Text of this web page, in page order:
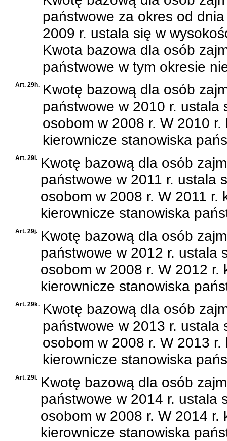
państwowe za okres od
2009 r. ustala się w
Kwota bazowa dla osób
państwowe w tym okresie
Art. 29h. Kwotę bazową dla osób
państwowe w 2010 r. ustala
osobom w 2008 r. W 2010
kierownicze stanowiska
Art. 29i. Kwotę bazową dla osób
państwowe w 2011 r. ustala
osobom w 2008 r. W 2011
kierownicze stanowiska
Art. 29j. Kwotę bazową dla osób
państwowe w 2012 r. ustala
osobom w 2008 r. W 2012
kierownicze stanowiska
Art. 29k. Kwotę bazową dla osób
państwowe w 2013 r. ustala
osobom w 2008 r. W 2013
kierownicze stanowiska
Art. 29l. Kwotę bazową dla osób
państwowe w 2014 r. ustala
osobom w 2008 r. W 2014
kierownicze stanowiska